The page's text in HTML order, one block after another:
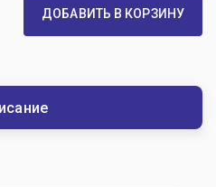
ДОБАВИТЬ В КОРЗИНУ